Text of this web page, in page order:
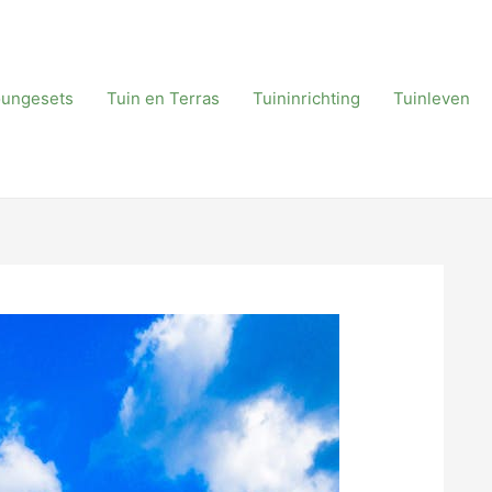
Tuin en Terras Tuininrichting Tuinleven